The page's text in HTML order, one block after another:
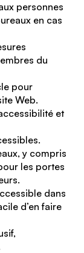
personnes
en cas
du
pour
Web.
et
y compris
les portes
dans
d’en faire